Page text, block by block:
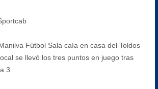
Fútbol Sala caía en casa del Toldos
se llevó los tres puntos en juego tras
3.